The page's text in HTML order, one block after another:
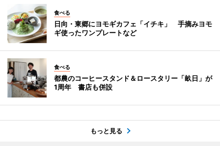
食べる
日向・東郷にヨモギカフェ「イチキ」 手摘みヨモ
ギ使ったワンプレートなど
食べる
都農のコーヒースタンド＆ロースタリー「畝日」が
1周年 書店も併設
もっと見る